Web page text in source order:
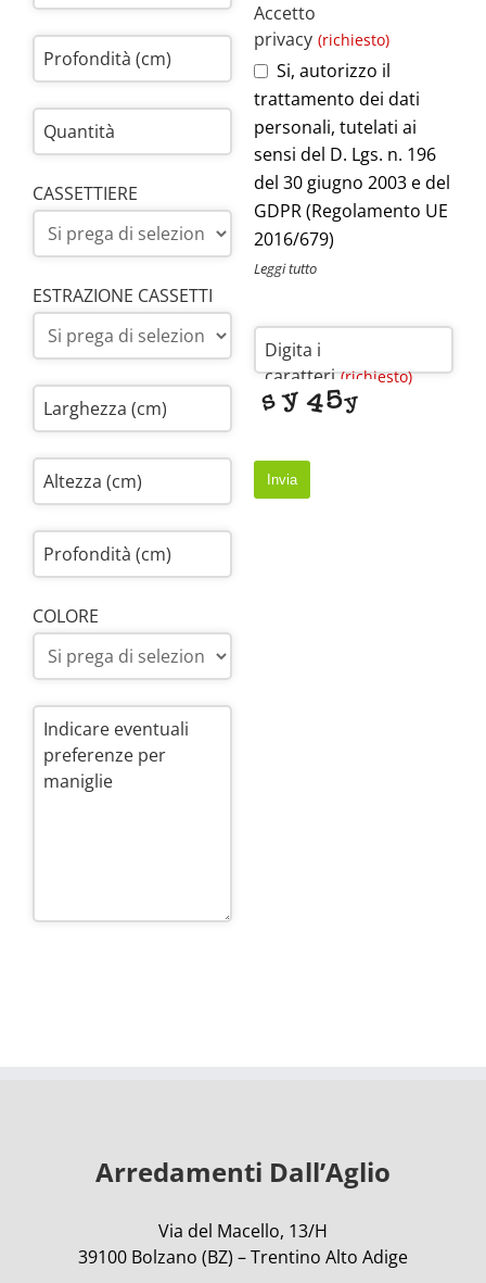
Profondità (cm)
Quantità
CASSETTIERE
ESTRAZIONE CASSETTI
Larghezza (cm)
Altezza (cm)
Profondità (cm)
COLORE
Indicare eventuali
preferenze per
maniglie
Accetto
privacy (richiesto)
Si, autorizzo il
trattamento dei dati
personali, tutelati ai
sensi del D. Lgs. n. 196
del 30 giugno 2003 e del
GDPR (Regolamento UE
2016/679)
Leggi tutto
Digita i
caratteri (richiesto)
Invia
Arredamenti Dall’Aglio
Via del Macello, 13/H
39100 Bolzano (BZ) – Trentino Alto Adige